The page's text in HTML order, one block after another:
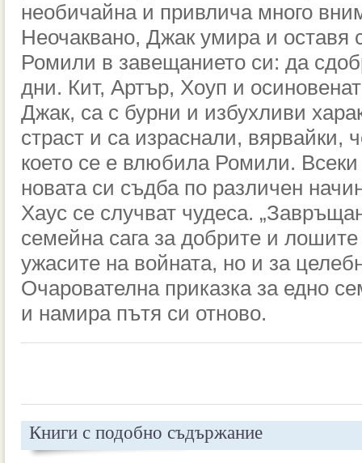
необичайна и привлича много
Неочаквано, Джак умира и оставя
Ромили в завещанието си: да
дни. Кит, Артър, Хоуп и
Джак, са с бурни и избухливи
страст и са израснали, вярвайки,
което се е влюбила Ромили.
новата си съдба по различен
Хаус се случват чудеса.
семейна сага за добрите и лошите
ужасите на войната, но и за
Очарователна приказка за едно
и намира пътя си отново.
Книги с подобно съдържание